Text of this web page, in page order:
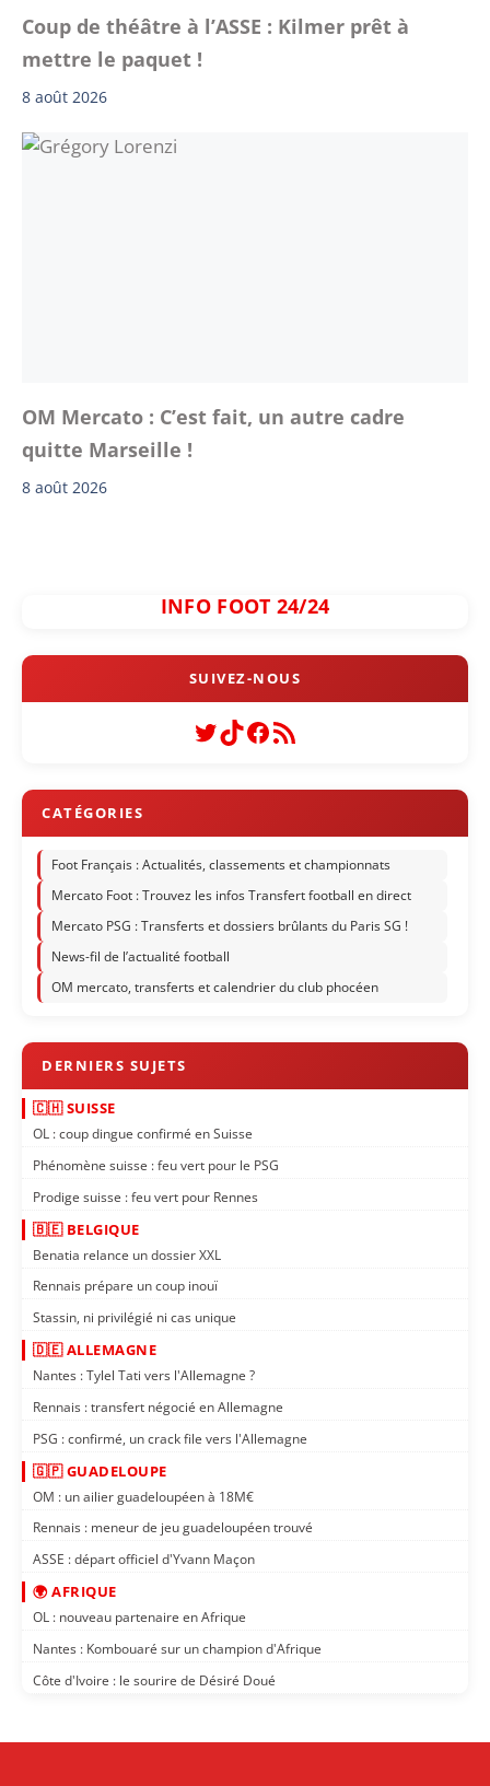
Coup de théâtre à l’ASSE : Kilmer prêt à
mettre le paquet !
8 août 2026
OM Mercato : C’est fait, un autre cadre
quitte Marseille !
8 août 2026
INFO FOOT 24/24
Twitter
TikTok
Facebook
Flux RSS
Foot Français : Actualités, classements et championnats
Mercato Foot : Trouvez les infos Transfert football en direct
Mercato PSG : Transferts et dossiers brûlants du Paris SG !
News-fil de l’actualité football
OM mercato, transferts et calendrier du club phocéen
🇨🇭 SUISSE
OL : coup dingue confirmé en Suisse
Phénomène suisse : feu vert pour le PSG
Prodige suisse : feu vert pour Rennes
🇧🇪 BELGIQUE
Benatia relance un dossier XXL
Rennais prépare un coup inouï
Stassin, ni privilégié ni cas unique
🇩🇪 ALLEMAGNE
Nantes : Tylel Tati vers l'Allemagne ?
Rennais : transfert négocié en Allemagne
PSG : confirmé, un crack file vers l'Allemagne
🇬🇵 GUADELOUPE
OM : un ailier guadeloupéen à 18M€
Rennais : meneur de jeu guadeloupéen trouvé
ASSE : départ officiel d'Yvann Maçon
🌍 AFRIQUE
OL : nouveau partenaire en Afrique
Nantes : Kombouaré sur un champion d'Afrique
Côte d'Ivoire : le sourire de Désiré Doué